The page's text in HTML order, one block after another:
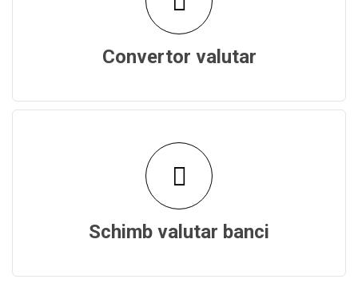
Convertor valutar
Schimb valutar banci